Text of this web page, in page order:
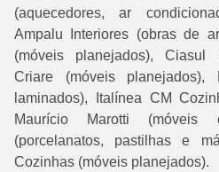
(aquecedores, ar
Ampalu Interiores (obras de
(móveis planejados), Ciasul
Criare (móveis planejados),
laminados), Italínea CM
Maurício Marotti (móveis
(porcelanatos, pastilhas e
Cozinhas (móveis planejados).